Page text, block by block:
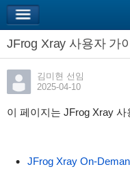
JFrog Xray 사용자 가
김미현 선임
2025-04-10
이 페이지는 JFrog Xray
JFrog Xray On-